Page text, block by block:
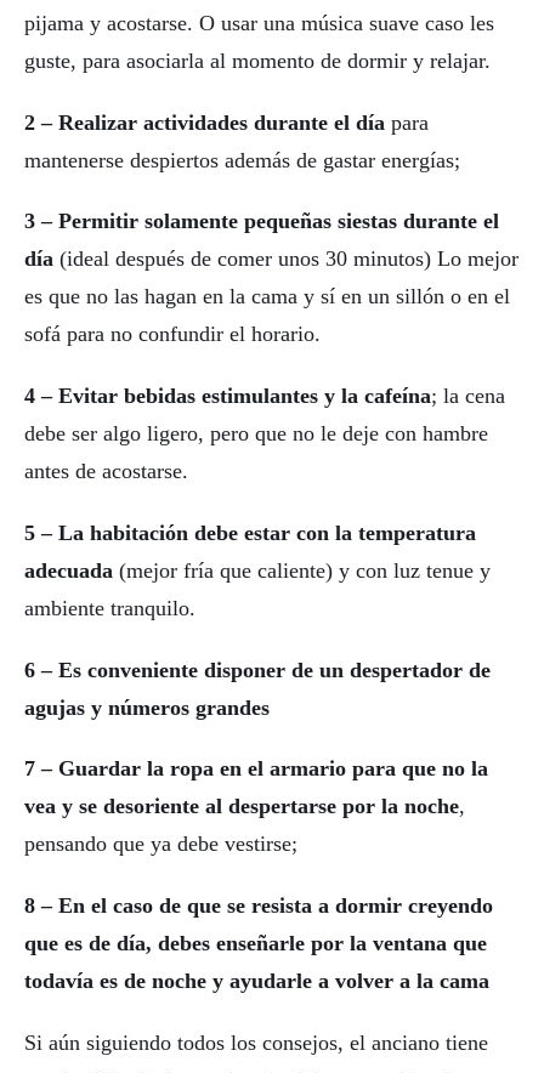
pijama y acostarse. O usar una música suave caso les
guste, para asociarla al momento de dormir y relajar.
2 – Realizar actividades durante el día para
mantenerse despiertos además de gastar energías;
3 – Permitir solamente pequeñas siestas durante el
día (ideal después de comer unos 30 minutos) Lo mejor
es que no las hagan en la cama y sí en un sillón o en el
sofá para no confundir el horario.
4 – Evitar bebidas estimulantes y la cafeína; la cena
debe ser algo ligero, pero que no le deje con hambre
antes de acostarse.
5 – La habitación debe estar con la temperatura
adecuada (mejor fría que caliente) y con luz tenue y
ambiente tranquilo.
6 – Es conveniente disponer de un despertador de
agujas y números grandes
7 – Guardar la ropa en el armario para que no la
vea y se desoriente al despertarse por la noche,
pensando que ya debe vestirse;
8 – En el caso de que se resista a dormir creyendo
que es de día, debes enseñarle por la ventana que
todavía es de noche y ayudarle a volver a la cama
Si aún siguiendo todos los consejos, el anciano tiene